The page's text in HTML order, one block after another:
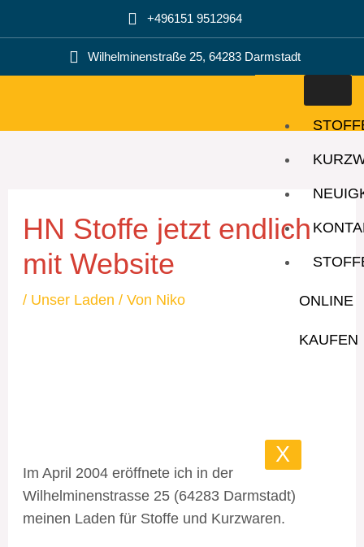
Inhalt
+496151 9512964
Wilhelminenstraße 25, 64283 Darmstadt
ONLINE
KAUFEN
X
HN Stoffe jetzt endlich
mit Website
/ Unser Laden / Von Niko
Im April 2004 eröffnete ich in der
Wilhelminenstrasse 25 (64283 Darmstadt)
meinen Laden für Stoffe und Kurzwaren.